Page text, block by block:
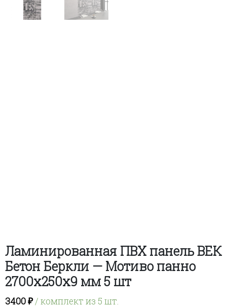
Ламинированная ПВХ панель ВЕК
Бетон Беркли — Мотиво панно
2700х250х9 мм 5 шт
3400₽/ комплект из 5 шт.